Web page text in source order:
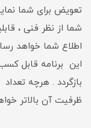
تعویض برای شما
شما از نظر فنی ،
اطلاع شما خواهد
این برنامه قابل
بازگردد . هرچه
ظرفیت آن بالاتر